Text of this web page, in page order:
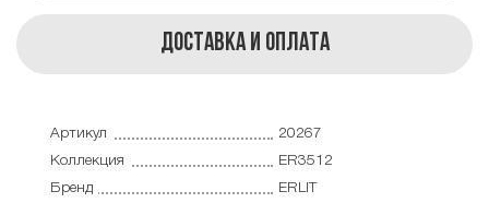
Доставка и оплата
Артикул
20267
Коллекция
ER3512
Бренд
ERLIT